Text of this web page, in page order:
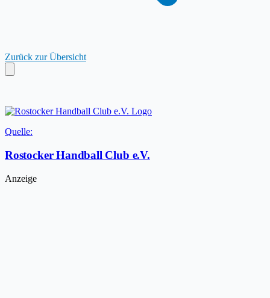
Zurück zur Übersicht
Quelle:
Rostocker Handball Club e.V.
Anzeige